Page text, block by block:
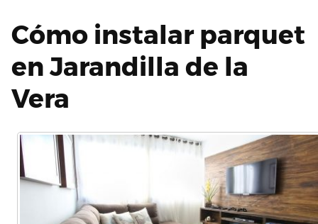
Cómo instalar parquet
en Jarandilla de la
Vera